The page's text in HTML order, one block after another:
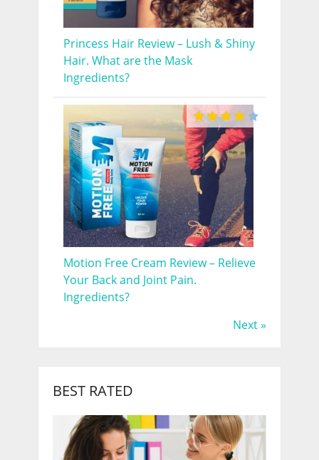
Princess Hair Review – Lush & Shiny
Hair. What are the Mask
Ingredients?
Motion Free Cream Review – Relieve
Your Back and Joint Pain.
Ingredients?
Next »
BEST RATED